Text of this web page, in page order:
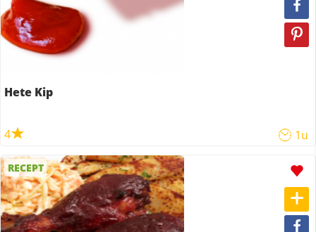
Hete Kip
4 1u
RECEPT